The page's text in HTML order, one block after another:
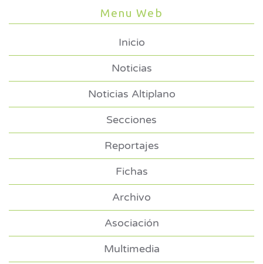
Menu Web
Inicio
Noticias
Noticias Altiplano
Secciones
Reportajes
Fichas
Archivo
Asociación
Multimedia